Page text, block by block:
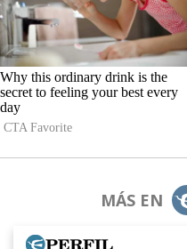
MÁS EN